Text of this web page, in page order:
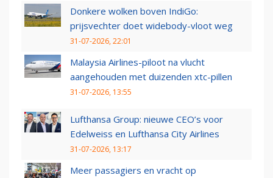
Donkere wolken boven IndiGo:
prijsvechter doet widebody-vloot weg
31-07-2026, 22:01
Malaysia Airlines-piloot na vlucht
aangehouden met duizenden xtc-pillen
31-07-2026, 13:55
Lufthansa Group: nieuwe CEO’s voor
Edelweiss en Lufthansa City Airlines
31-07-2026, 13:17
Meer passagiers en vracht op